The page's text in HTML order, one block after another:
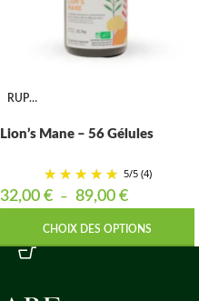
RUPTURE
Lion’s Mane – 56 Gélules
5/5 (4)
32,00 € – 89,00 €
CHOIX DES OPTIONS